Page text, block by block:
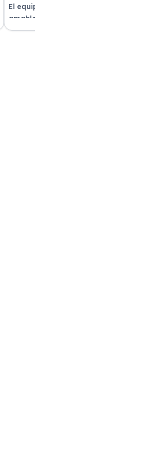
El equipo fue muy profesional y
amable durante todo el proceso. La
entrega del vehículo fue rapidísima